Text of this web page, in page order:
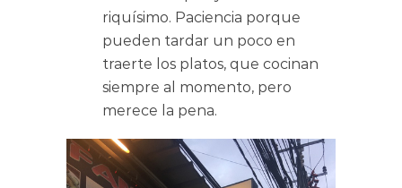
riquísimo. Paciencia porque
pueden tardar un poco en
traerte los platos, que cocinan
siempre al momento, pero
merece la pena.